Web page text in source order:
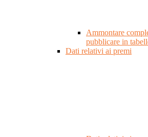
Ammontare
pubblicare in
Dati relativi ai premi